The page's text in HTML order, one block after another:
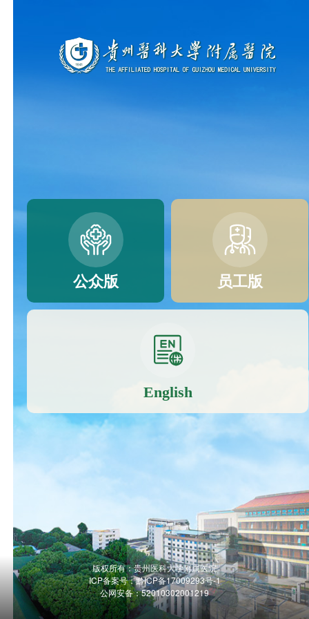
公众版 员工版
English
版权所有：贵州医科大学附属医院
ICP备案号：黔ICP备17009293号-1
公网安备：52010302001219